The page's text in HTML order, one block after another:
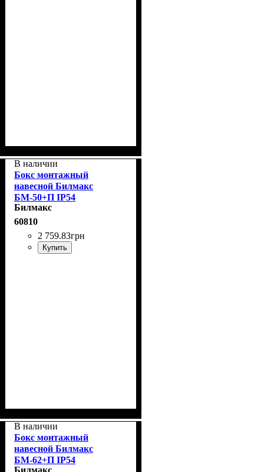
В наличии
Бокс монтажный
навесной Билмакс
БМ-50+П IP54
Билмакс
60810
2 759.83грн
Купить
В наличии
Бокс монтажный
навесной Билмакс
БМ-62+П IP54
Билмакс